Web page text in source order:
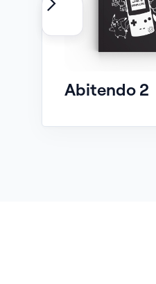
Abitendo 2